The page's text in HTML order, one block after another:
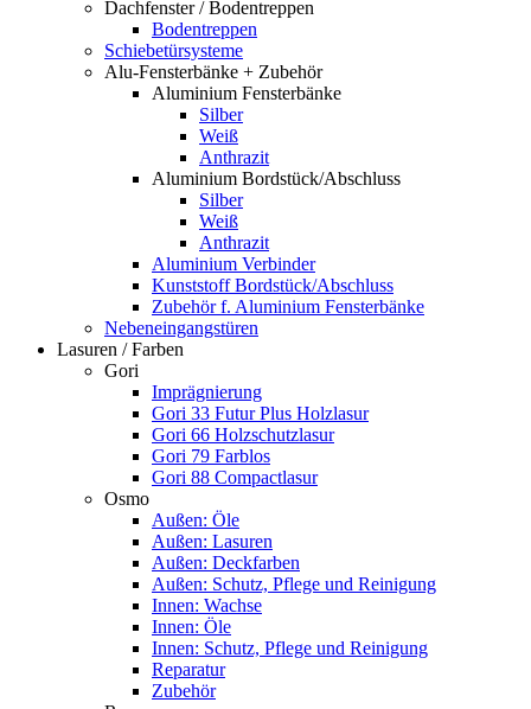
Dachfenster / Bodentreppen
Bodentreppen
Schiebetürsysteme
Alu-Fensterbänke + Zubehör
Aluminium Fensterbänke
Silber
Weiß
Anthrazit
Aluminium Bordstück/Abschluss
Silber
Weiß
Anthrazit
Aluminium Verbinder
Kunststoff Bordstück/Abschluss
Zubehör f. Aluminium Fensterbänke
Nebeneingangstüren
Lasuren / Farben
Gori
Imprägnierung
Gori 33 Futur Plus Holzlasur
Gori 66 Holzschutzlasur
Gori 79 Farblos
Gori 88 Compactlasur
Osmo
Außen: Öle
Außen: Lasuren
Außen: Deckfarben
Außen: Schutz, Pflege und Reinigung
Innen: Wachse
Innen: Öle
Innen: Schutz, Pflege und Reinigung
Reparatur
Zubehör